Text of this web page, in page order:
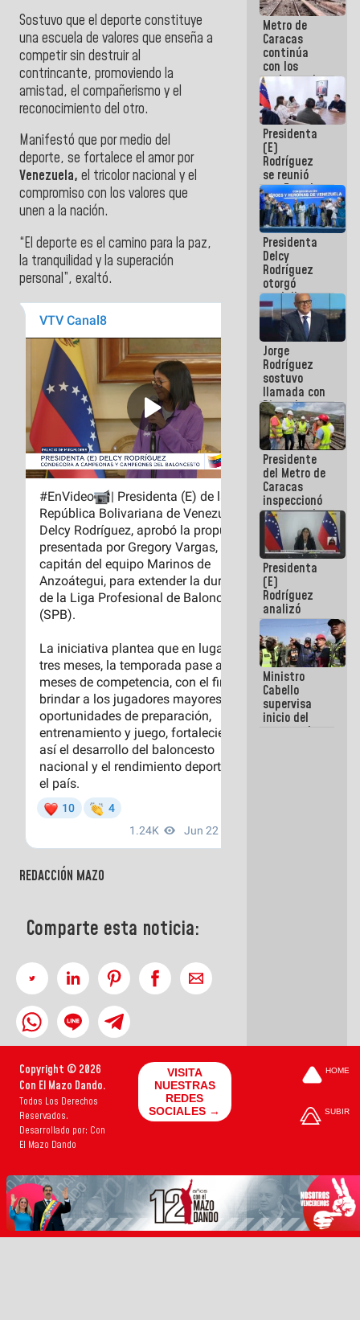
Sostuvo que el deporte constituye
una escuela de valores que enseña a
competir sin destruir al
contrincante, promoviendo la
amistad, el compañerismo y el
reconocimiento del otro.
Manifestó que por medio del
deporte, se fortalece el amor por
Venezuela, el tricolor nacional y el
compromiso con los valores que
unen a la nación.
“El deporte es el camino para la paz,
la tranquilidad y la superación
personal”, exaltó.
REDACCIÓN MAZO
Comparte esta noticia:
Metro de
Caracas
continúa
con los
trabajos de
mantenimiento
e inspección
en la Línea 2
Presidenta
(E)
Rodríguez
se reunió
con Estado
Mayor
Eléctrico
para
abordar
planes de
acción
Presidenta
Delcy
Rodríguez
otorgó
medalla
"Héroe de
Venezuela"
a servidores
públicos
Jorge
Rodríguez
sostuvo
llamada con
Dinorah
Figuera y
acuerdan
primer
encuentro
presencial
para el
diálogo
Presidente
del Metro de
Caracas
inspeccionó
trabajos de
rehabilitación
y
modernización
de la vía
férrea
Presidenta
(E)
Rodríguez
analizó
junto a
gobernadores
planes de
recuperación
del Sistema
Eléctrico
Nacional
Ministro
Cabello
supervisa
inicio del
proceso de
Copyright © 2026
Con El Mazo Dando.
Todos Los Derechos
Reservados.
Desarrollado por: Con
El Mazo Dando
VISITA
NUESTRAS
REDES
SOCIALES →
HOME
SUBIR